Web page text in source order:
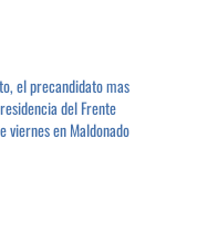
el precandidato mas
del Frente
viernes en Maldonado